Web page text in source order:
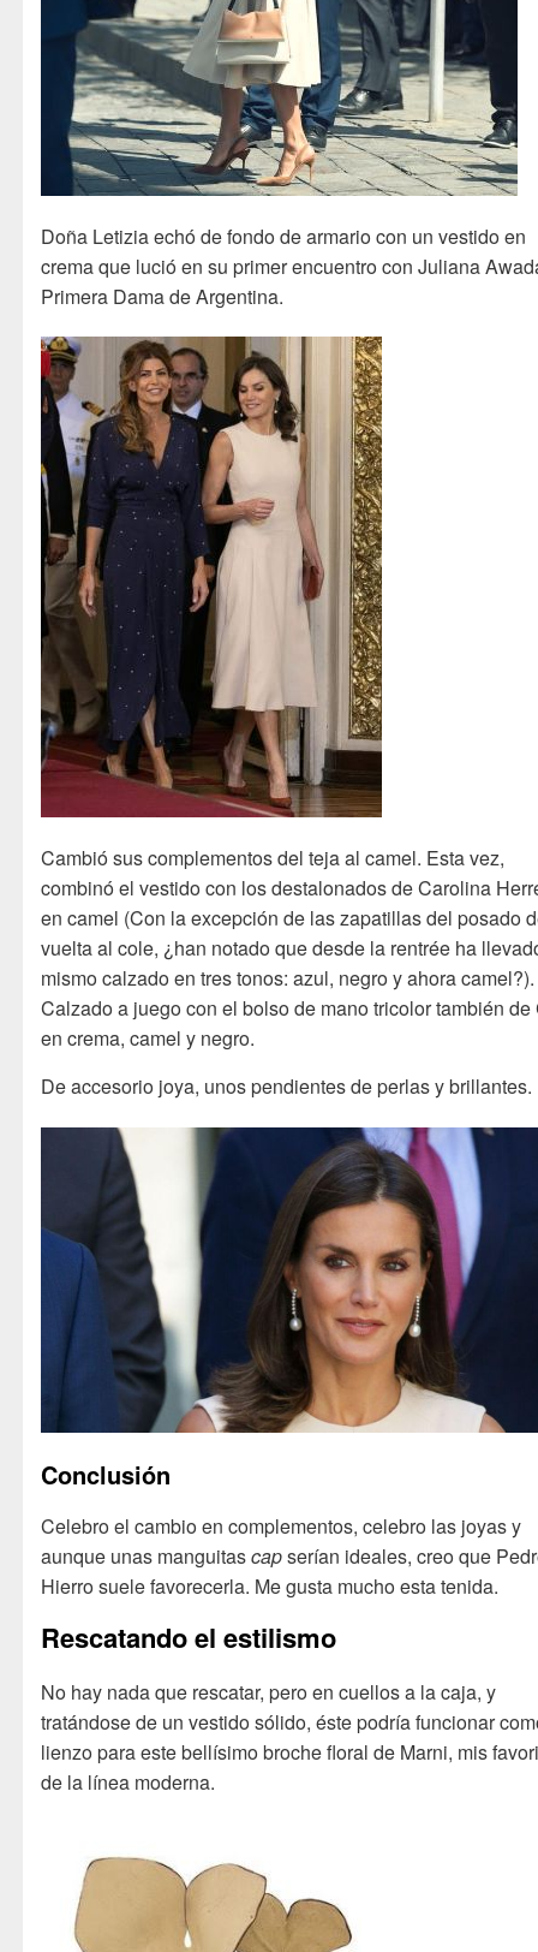
Doña Letizia echó de fondo de armario con un vestido en
crema que lució en su primer encuentro con Juliana
Primera Dama de Argentina.
Cambió sus complementos del teja al camel. Esta vez,
combinó el vestido con los destalonados de Carolina
en camel (Con la excepción de las zapatillas del posado
vuelta al cole, ¿han notado que desde la rentrée ha
mismo calzado en tres tonos: azul, negro y ahora camel?).
Calzado a juego con el bolso de mano tricolor también de
en crema, camel y negro.
De accesorio joya, unos pendientes de perlas y brillantes.
Conclusión
Celebro el cambio en complementos, celebro las joyas y
aunque unas manguitascapserían ideales, creo que
Hierro suele favorecerla. Me gusta mucho esta tenida.
Rescatando el estilismo
No hay nada que rescatar, pero en cuellos a la caja, y
tratándose de un vestido sólido, éste podría funcionar
lienzo para este bellísimo broche floral de Marni, mis
de la línea moderna.